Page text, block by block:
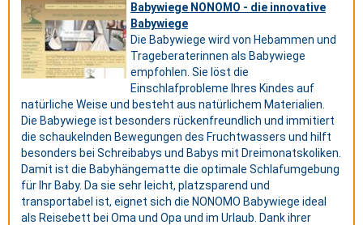
Babywiege NONOMO - die innovative
Babywiege
Die Babywiege wird von Hebammen und
Trageberaterinnen als Babywiege
empfohlen. Sie löst die
Einschlafprobleme Ihres Kindes auf
natürliche Weise und besteht aus natürlichem Materialien.
Die Babywiege ist besonders rückenfreundlich und immitiert
die schaukelnden Bewegungen des Fruchtwassers und hilft
besonders bei Schreibabys und Babys mit Dreimonatskoliken.
Damit ist die Babyhängematte die optimale Schlafumgebung
für Ihr Baby. Da sie sehr leicht, platzsparend und
transportabel ist, eignet sich die NONOMO Babywiege ideal
als Reisebett bei Oma und Opa und im Urlaub. Dank ihrer